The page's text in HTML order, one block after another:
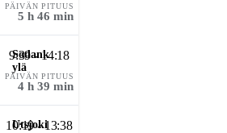
PÄIVÄN PITUUS
5 h 46 min
9:39 - 14:18
PÄIVÄN PITUUS
4 h 39 min
10:19 - 13:38